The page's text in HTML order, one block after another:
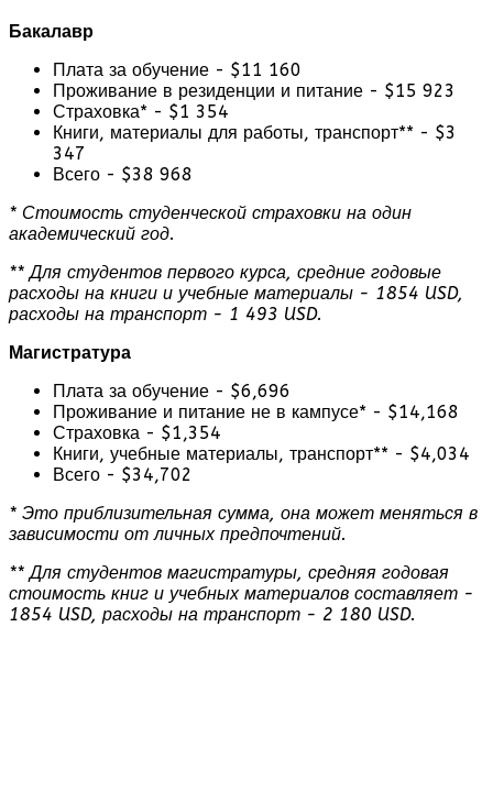
Бакалавр
Плата за обучение - $11 160
Проживание в резиденции и питание - $15 923
Страховка* - $1 354
Книги, материалы для работы, транспорт** - $3
347
Всего - $38 968
* Стоимость студенческой страховки на один
академический год.
** Для студентов первого курса, средние годовые
расходы на книги и учебные материалы - 1854 USD,
расходы на транспорт - 1 493 USD.
Магистратура
Плата за обучение - $6,696
Проживание и питание не в кампусе* - $14,168
Страховка - $1,354
Книги, учебные материалы, транспорт** - $4,034
Всего - $34,702
* Это приблизительная сумма, она может меняться в
зависимости от личных предпочтений.
** Для студентов магистратуры, средняя годовая
стоимость книг и учебных материалов составляет -
1854 USD, расходы на транспорт - 2 180 USD.